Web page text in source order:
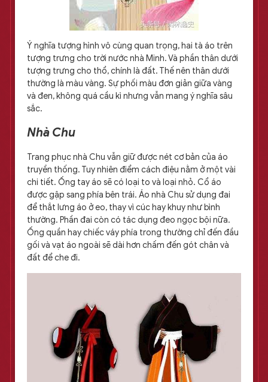
Ý nghĩa tượng hình vô cùng quan trọng, hai tà áo trên
tượng trưng cho trời nước nhà Minh. Và phần thân dưới
tượng trưng cho thổ, chính là đất. Thế nên thân dưới
thường là màu vàng. Sự phối màu đơn giản giữa vàng
và đen, không quá cầu kì nhưng vẫn mang ý nghĩa sâu
sắc.
Nhà Chu
Trang phục nhà Chu vẫn giữ được nét cơ bản của áo
truyền thống. Tuy nhiên điểm cách điệu nằm ở một vài
chi tiết. Ống tay áo sẽ có loại to và loại nhỏ. Cổ áo
được gập sang phía bên trái. Áo nhà Chu sử dụng đai
để thắt lưng áo ở eo, thay vì cúc hay khuy như bình
thường. Phần đai còn có tác dụng đeo ngọc bội nữa.
Ống quần hay chiếc váy phía trong thường chỉ đến đầu
gối và vạt áo ngoài sẽ dài hơn chấm đến gót chân và
đất để che đi.